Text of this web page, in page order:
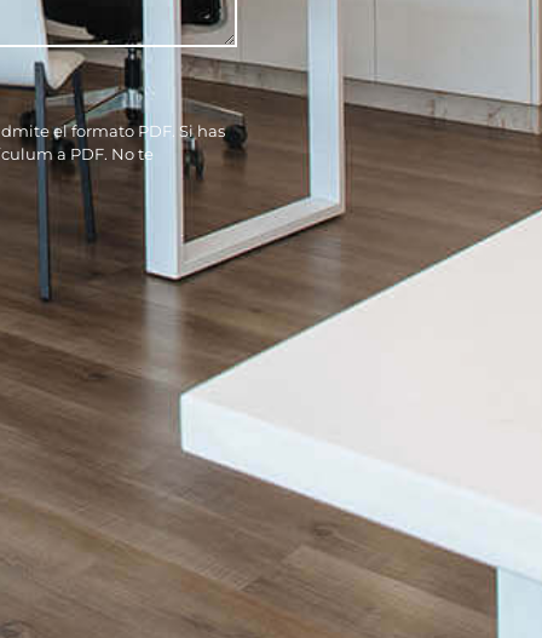
el formato PDF. Si has
a PDF. No te